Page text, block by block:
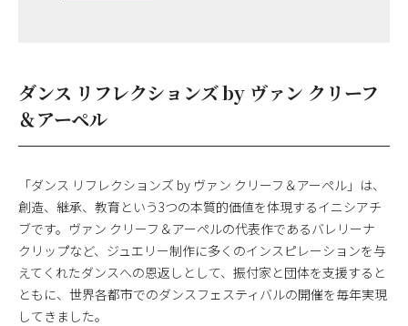
ダンス リフレクションズ by ヴァン クリーフ
＆アーペル
「ダンス リフレクションズ by ヴァン クリーフ＆アーペル」は、
創造、継承、教育という3つの本質的価値を体現するイニシアチ
ブです。ヴァン クリーフ＆アーペルの代表作であるバレリーナ
クリップなど、ジュエリー制作に多くのインスピレーションを与
えてくれたダンスへの恩返しとして、振付家と団体を支援すると
ともに、世界各都市でのダンスフェスティバルの開催を毎年実現
してきました。